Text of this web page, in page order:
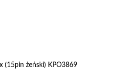
(15pin żeński) KPO3869